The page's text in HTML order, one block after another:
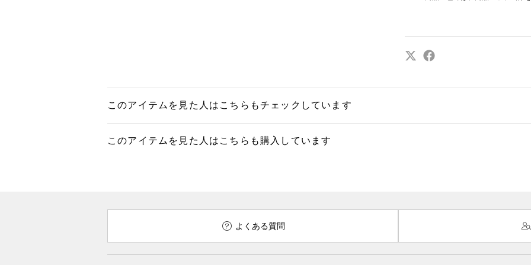
このアイテムを見た人はこちらもチェックしています
このアイテムを見た人はこちらも購入しています
よくある質問